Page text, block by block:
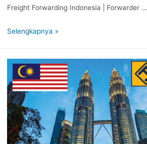
Freight Forwarding Indonesia | Forwarder …
Selengkapnya »